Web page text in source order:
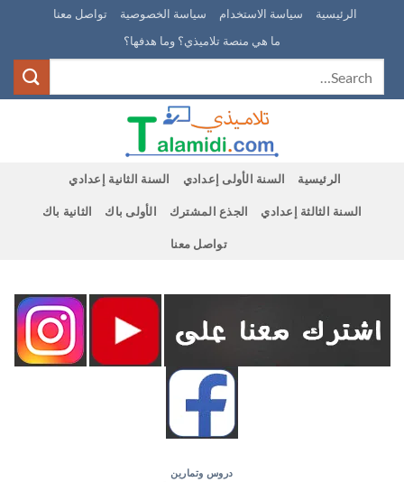
content
الرئيسية سياسة الاستخدام سياسة الخصوصية
تواصل معنا
ما هي منصة تلاميذي؟ وما هدفها؟
الرئيسية السنة الأولى إعدادي السنة الثانية إعدادي
السنة الثالثة إعدادي الجذع المشترك الأولى باك الثانية باك
تواصل معنا
دروس وتمارين